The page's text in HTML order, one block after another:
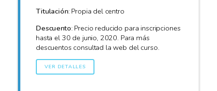
Titulación: Propia del centro
Descuento: Precio reducido para inscripciones
hasta el 30 de junio, 2020. Para más
descuentos consultad la web del curso.
VER DETALLES